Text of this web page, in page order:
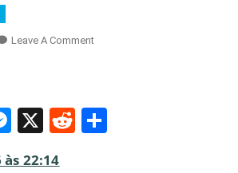
Leave A CommentOn
Automação
Na
Messenger
X Reddit
22:14